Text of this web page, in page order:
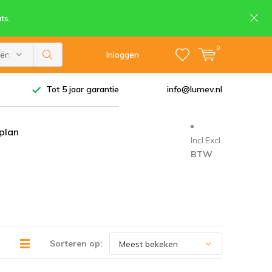
Inloggen
0
Tot 5 jaar garantie info@lumev.nl
Incl. Excl.
BTW
Sorteren op: